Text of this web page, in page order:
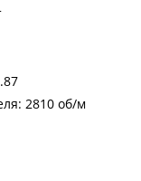
2810 об/м